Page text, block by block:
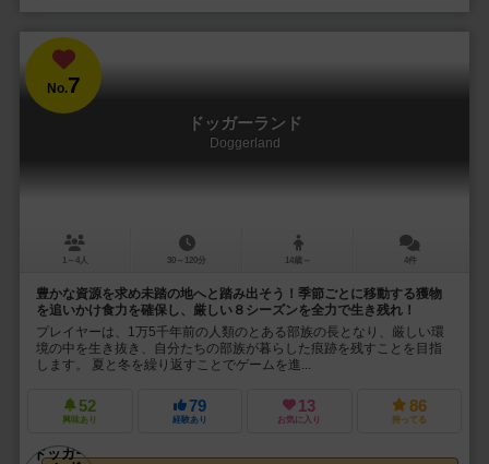
No.7
ドッガーランド
Doggerland
1～4人 30～120分 14歳～ 4件
豊かな資源を求め未踏の地へと踏み出そう！季節ごとに移動する獲物
を追いかけ食力を確保し、厳しい８シーズンを全力で生き残れ！
プレイヤーは、1万5千年前の人類のとある部族の長となり、厳しい環
境の中を生き抜き、自分たちの部族が暮らした痕跡を残すことを目指
します。 夏と冬を繰り返すことでゲームを進...
52
興味あり
79
経験あり
13
お気に入り
86
持ってる